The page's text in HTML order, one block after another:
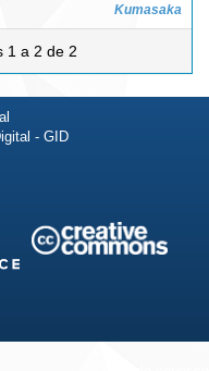
Kumasaka
1 a 2 de 2
- GID